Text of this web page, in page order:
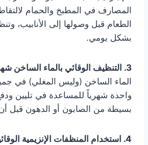
المصارف في المطبخ والحمام
الطعام قبل وصولها إلى الأنابيب،
بشكل يومي.
3. التنظيف الوقائي بالماء الساخن شهرياً:
الماء الساخن (وليس المغلي) في
واحدة شهرياً للمساعدة في تليين
بسيطة من الصابون أو الدهون قبل
4. استخدام المنظفات الإنزيمية الوقائية: